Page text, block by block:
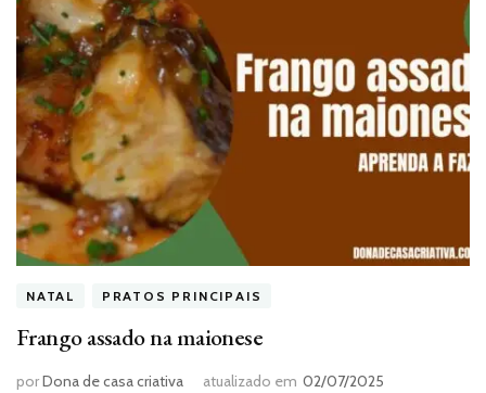
NATAL PRATOS PRINCIPAIS
Frango assado na maionese
porDona de casa criativa atualizado em 02/07/2025